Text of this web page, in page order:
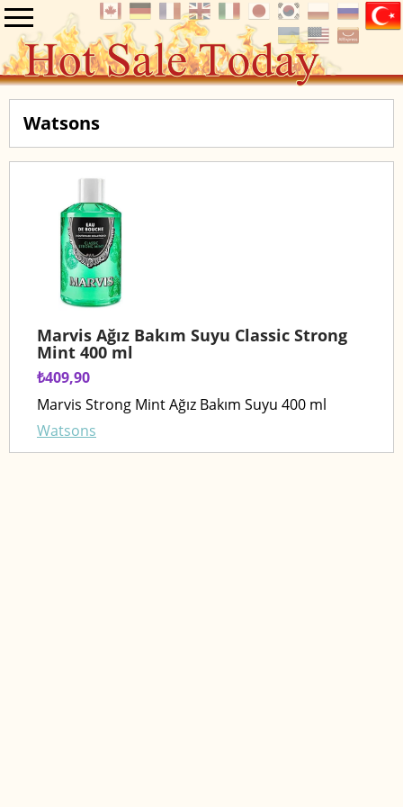
Watsons
Marvis Ağız Bakım Suyu Classic Strong
Mint 400 ml
₺409,90
Marvis Strong Mint Ağız Bakım Suyu 400 ml
Watsons